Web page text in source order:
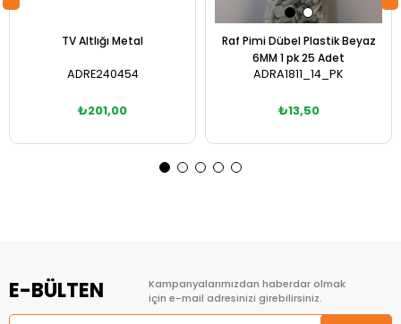
TV Altlığı Metal
ADRE240454
₺201,00
Raf Pimi Dübel Plastik Beyaz
6MM 1 pk 25 Adet
ADRA1811_14_PK
₺13,50
E-BÜLTEN
Kampanyalarımızdan haberdar olmak
için e-mail adresinizi girebilirsiniz.